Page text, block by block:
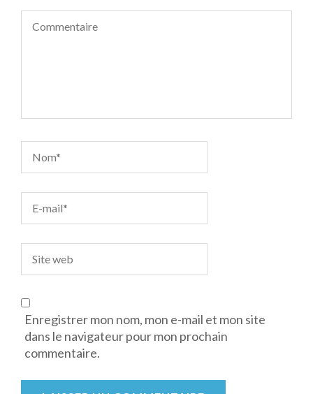
Enregistrer mon nom, mon e-mail et mon site
dans le navigateur pour mon prochain
commentaire.